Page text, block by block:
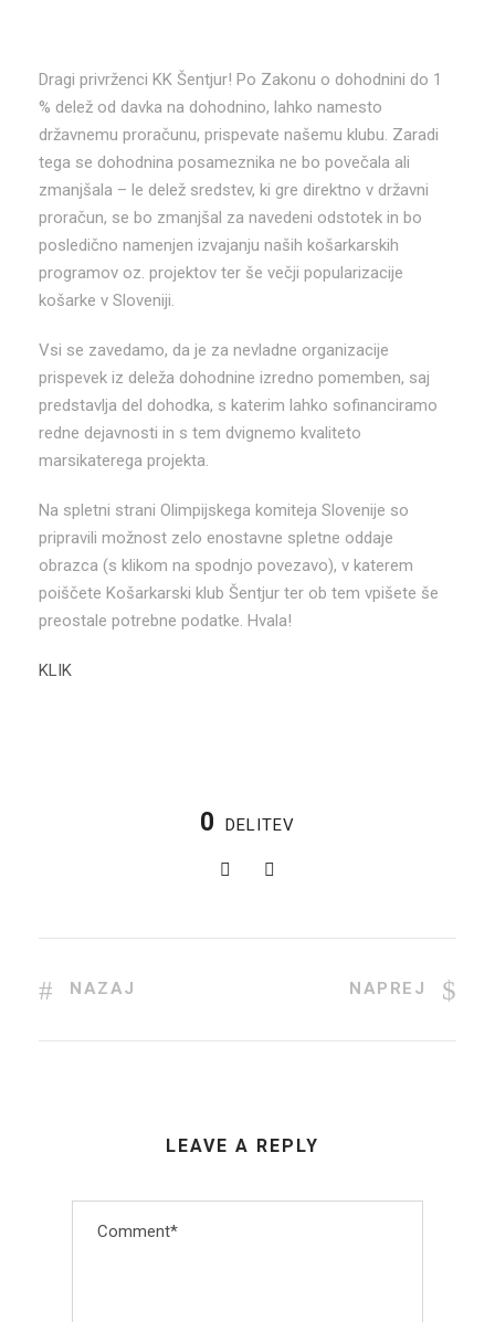
Dragi privrženci KK Šentjur! Po Zakonu o dohodnini do 1
% delež od davka na dohodnino, lahko namesto
državnemu proračunu, prispevate našemu klubu. Zaradi
tega se dohodnina posameznika ne bo povečala ali
zmanjšala – le delež sredstev, ki gre direktno v državni
proračun, se bo zmanjšal za navedeni odstotek in bo
posledično namenjen izvajanju naših košarkarskih
programov oz. projektov ter še večji popularizacije
košarke v Sloveniji.
Vsi se zavedamo, da je za nevladne organizacije
prispevek iz deleža dohodnine izredno pomemben, saj
predstavlja del dohodka, s katerim lahko sofinanciramo
redne dejavnosti in s tem dvignemo kvaliteto
marsikaterega projekta.
Na spletni strani Olimpijskega komiteja Slovenije so
pripravili možnost zelo enostavne spletne oddaje
obrazca (s klikom na spodnjo povezavo), v katerem
poiščete Košarkarski klub Šentjur ter ob tem vpišete še
preostale potrebne podatke. Hvala!
KLIK
0 DELITEV
NAZAJ NAPREJ
LEAVE A REPLY